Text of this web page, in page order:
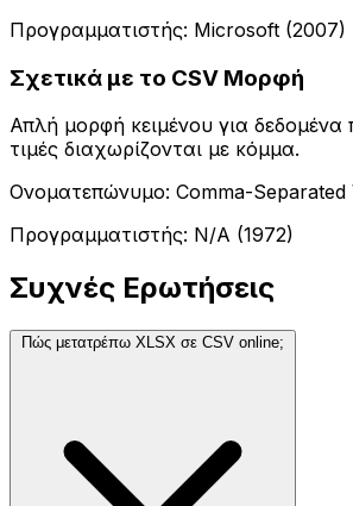
Προγραμματιστής: Microsoft (2007)
Σχετικά με το CSV Μορφή
Απλή μορφή κειμένου για δεδομένα
τιμές διαχωρίζονται με κόμμα.
Ονοματεπώνυμο: Comma-Separated
Προγραμματιστής: N/A (1972)
Συχνές Ερωτήσεις
Πώς μετατρέπω XLSX σε CSV online;